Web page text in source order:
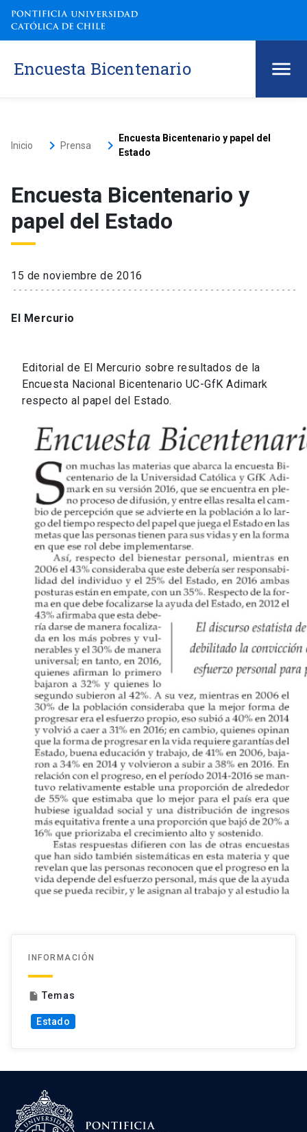
Encuesta Bicentenario
Inicio keyboard_arrow_right Prensa keyboard_arrow_right
Encuesta Bicentenario y papel del
Estado
Encuesta Bicentenario y
papel del Estado
15 de noviembre de 2016
El Mercurio
Editorial de El Mercurio sobre resultados de la
Encuesta Nacional Bicentenario UC-GfK Adimark
respecto al papel del Estado.
INFORMACIÓN
insert_drive_file Temas
Estado